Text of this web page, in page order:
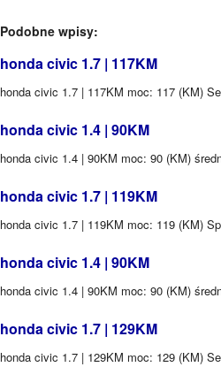
Podobne wpisy:
honda civic 1.7 | 117KM
honda civic 1.7 | 117KM moc: 117 (KM)
honda civic 1.4 | 90KM
honda civic 1.4 | 90KM moc: 90 (KM)
honda civic 1.7 | 119KM
honda civic 1.7 | 119KM moc: 119 (KM)
honda civic 1.4 | 90KM
honda civic 1.4 | 90KM moc: 90 (KM)
honda civic 1.7 | 129KM
honda civic 1.7 | 129KM moc: 129 (KM)